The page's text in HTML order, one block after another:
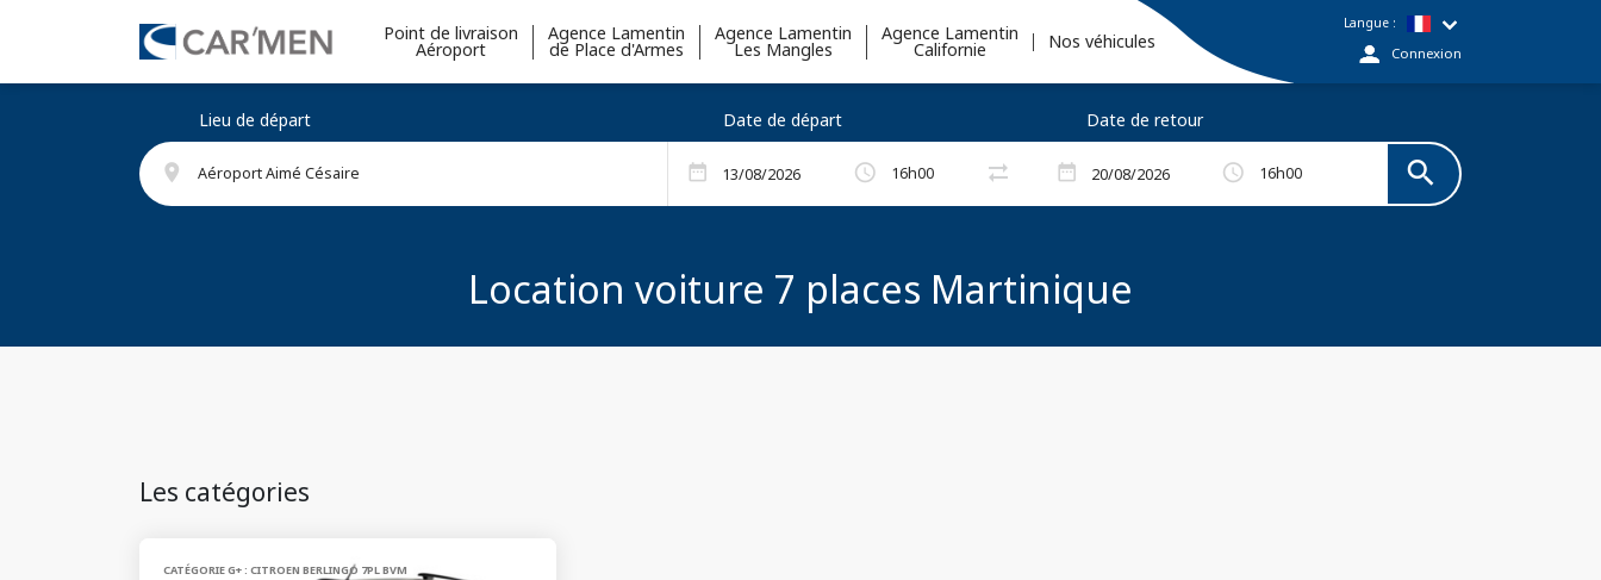
Point de livraison
Aéroport
Agence Lamentin
de Place d'Armes
Agence Lamentin
Les Mangles
Agence Lamentin
Californie Nos véhicules
Langue :
Connexion
Lieu de départ Date de départ Date de retour
place Aéroport Aimé Césaire date_range schedule 16h00 arrow_right_alt
arrow_right_alt date_range schedule 16h00 search Rechercher
Location voiture 7 places Martinique
Les catégories
CATÉGORIE G+ : CITROEN BERLINGO 7PL BVM